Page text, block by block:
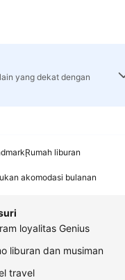
yang dekat dengan
Rumah liburan
akomodasi bulanan
loyalitas Genius
liburan dan musiman
travel